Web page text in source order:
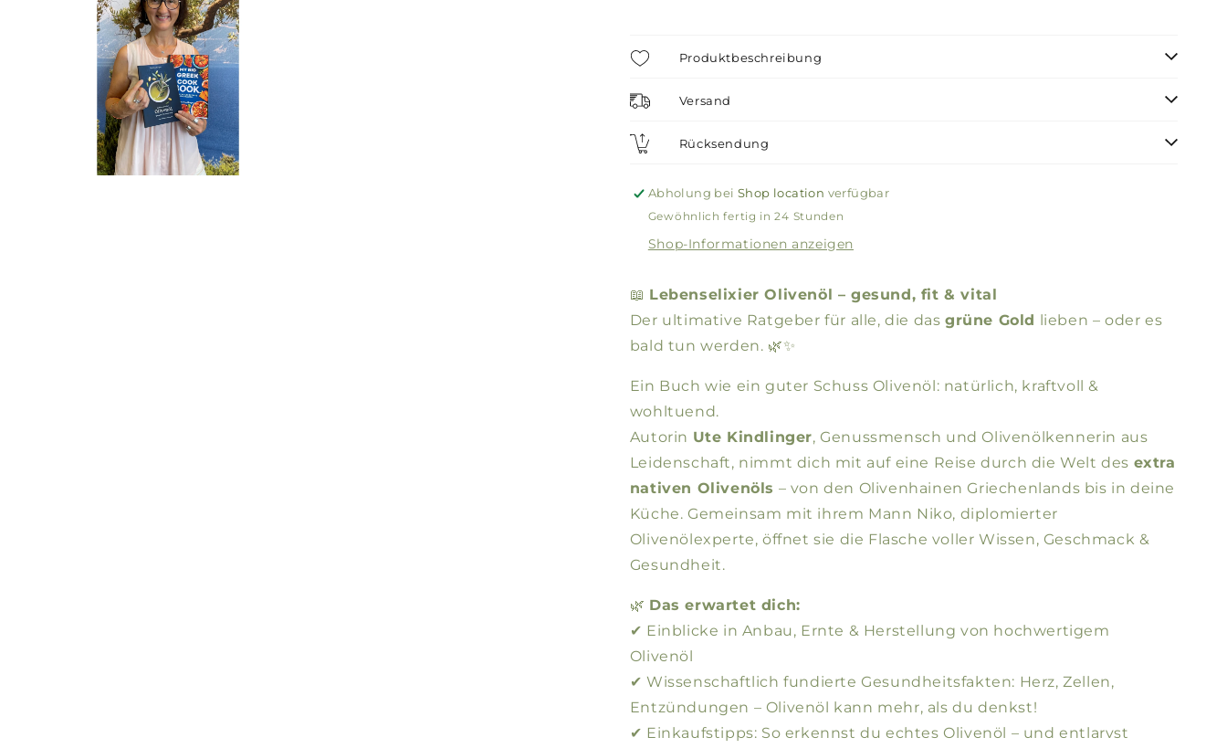
Produktbeschreibung
Versand
Rücksendung
Abholung bei Shop location verfügbar
Gewöhnlich fertig in 24 Stunden
Shop-Informationen anzeigen
📖 Lebenselixier Olivenöl – gesund, fit & vital
Der ultimative Ratgeber für alle, die das grüne Gold lieben – oder es
bald tun werden. 🌿✨
Ein Buch wie ein guter Schuss Olivenöl: natürlich, kraftvoll &
wohltuend.
Autorin Ute Kindlinger, Genussmensch und Olivenölkennerin aus
Leidenschaft, nimmt dich mit auf eine Reise durch die Welt des extra
nativen Olivenöls – von den Olivenhainen Griechenlands bis in deine
Küche. Gemeinsam mit ihrem Mann Niko, diplomierter
Olivenölexperte, öffnet sie die Flasche voller Wissen, Geschmack &
Gesundheit.
🌿 Das erwartet dich:
✔ Einblicke in Anbau, Ernte & Herstellung von hochwertigem
Olivenöl
✔ Wissenschaftlich fundierte Gesundheitsfakten: Herz, Zellen,
Entzündungen – Olivenöl kann mehr, als du denkst!
✔ Einkaufstipps: So erkennst du echtes Olivenöl – und entlarvst